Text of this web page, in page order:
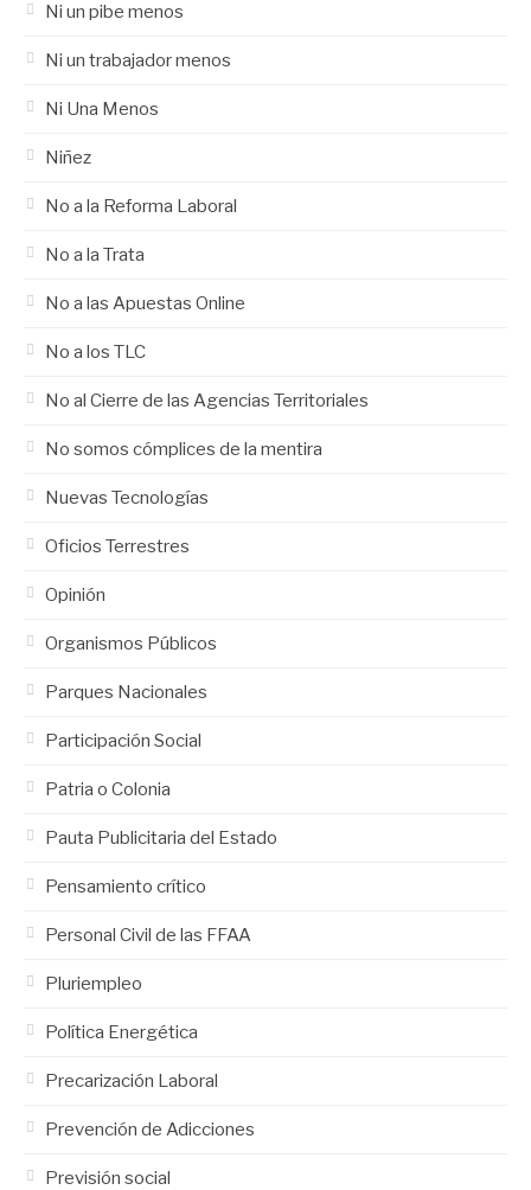
Ni un pibe menos
Ni un trabajador menos
Ni Una Menos
Niñez
No a la Reforma Laboral
No a la Trata
No a las Apuestas Online
No a los TLC
No al Cierre de las Agencias Territoriales
No somos cómplices de la mentira
Nuevas Tecnologías
Oficios Terrestres
Opinión
Organismos Públicos
Parques Nacionales
Participación Social
Patria o Colonia
Pauta Publicitaria del Estado
Pensamiento crítico
Personal Civil de las FFAA
Pluriempleo
Política Energética
Precarización Laboral
Prevención de Adicciones
Previsión social